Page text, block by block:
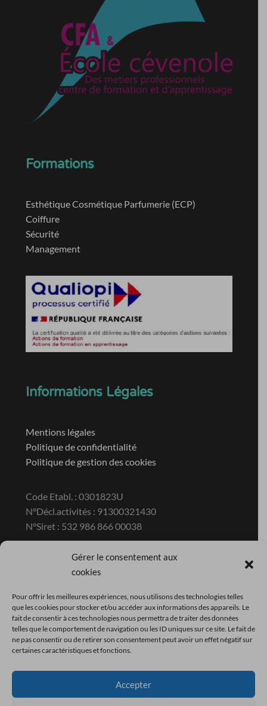
Gérer le consentement aux
cookies
Pour offrir les meilleures expériences, nous utilisons des technologies telles
que les cookies pour stocker et/ou accéder aux informations des appareils. Le
fait de consentir à ces technologies nous permettra de traiter des données
telles que le comportement de navigation ou les ID uniques sur ce site. Le fait de
ne pas consentir ou de retirer son consentement peut avoir un effet négatif sur
certaines caractéristiques et fonctions.
Accepter
Formations
Esthétique Cosmétique Parfumerie (ECP)
Coiffure
Sécurité
Management
Informations Légales
Mentions légales
Politique de confidentialité
Politique de gestion des cookies
Code Etabl. : 0301823U
N°Décl.activités : 91300321430
N°Siret : 532 986 866 00038
Contact
Ecole privée hors contrat du GROUPE
COACHING ESTHETIQUE France
ZAC de la Pyramide 296 Avenue Jean Moulin
30380 ST CHRISTOL LEZ ALES